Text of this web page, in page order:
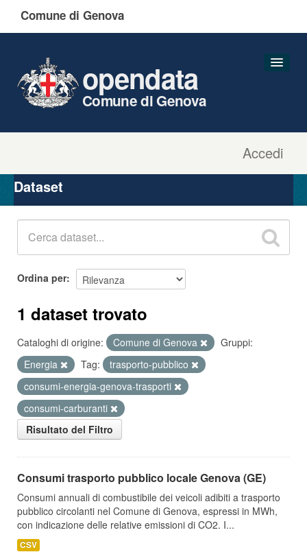
Comune di Genova
Accedi
opendata
Comune di Genova
Organizzazioni
Gruppi
Dataset
Ordina per
1 dataset trovato
Cataloghi di origine: Comune di Genova
Gruppi:
Energia
Tag:
trasporto-pubblico
consumi-energia-genova-trasporti
consumi-carburanti
Risultato del Filtro
Consumi trasporto pubblico locale Genova (GE)
Consumi annuali di combustibile dei veicoli adibiti a trasporto
pubblico circolanti nel Comune di Genova, espressi in MWh,
con indicazione delle relative emissioni di CO2. I...
CSV